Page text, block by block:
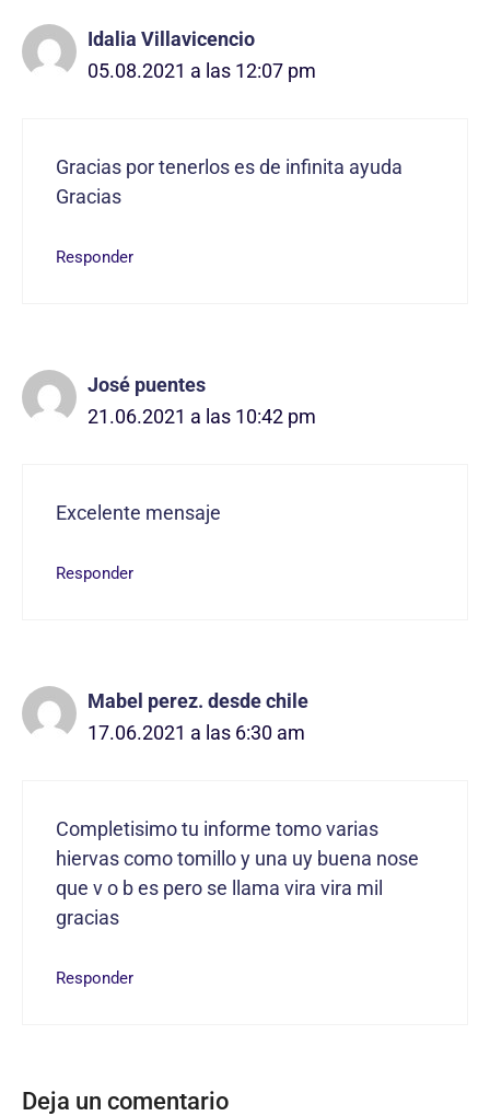
Idalia Villavicencio
05.08.2021 a las 12:07 pm
Gracias por tenerlos es de infinita ayuda
Gracias
Responder
José puentes
21.06.2021 a las 10:42 pm
Excelente mensaje
Responder
Mabel perez. desde chile
17.06.2021 a las 6:30 am
Completisimo tu informe tomo varias
hiervas como tomillo y una uy buena nose
que v o b es pero se llama vira vira mil
gracias
Responder
Deja un comentario